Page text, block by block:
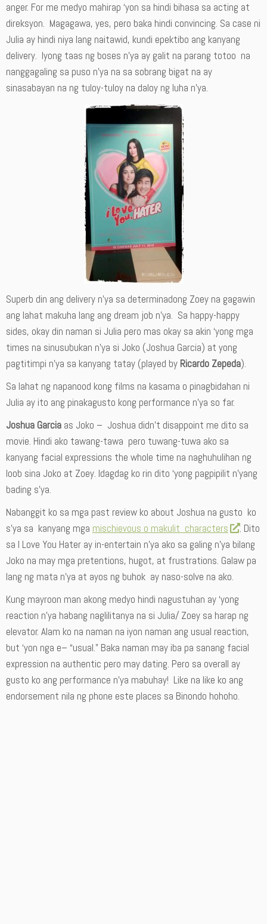
anger. For me medyo mahirap ‘yon sa hindi bihasa sa acting at
direksyon. Magagawa, yes, pero baka hindi convincing. Sa case ni
Julia ay hindi niya lang naitawid, kundi epektibo ang kanyang
delivery. Iyong taas ng boses n’ya ay galit na parang totoo na
nanggagaling sa puso n’ya na sa sobrang bigat na ay
sinasabayan na ng tuloy-tuloy na daloy ng luha n’ya.
Superb din ang delivery n’ya sa determinadong Zoey na gagawin
ang lahat makuha lang ang dream job n’ya. Sa happy-happy
sides, okay din naman si Julia pero mas okay sa akin ‘yong mga
times na sinusubukan n’ya si Joko (Joshua Garcia) at yong
pagtitimpi n’ya sa kanyang tatay (played by Ricardo Zepeda).
Sa lahat ng napanood kong films na kasama o pinagbidahan ni
Julia ay ito ang pinakagusto kong performance n’ya so far.
Joshua Garcia as Joko – Joshua didn’t disappoint me dito sa
movie. Hindi ako tawang-tawa pero tuwang-tuwa ako sa
kanyang facial expressions the whole time na naghuhulihan ng
loob sina Joko at Zoey. Idagdag ko rin dito ‘yong pagpipilit n’yang
bading s’ya.
Nabanggit ko sa mga past review ko about Joshua na gusto ko
s’ya sa kanyang mga mischievous o makulit characters
. Dito
sa I Love You Hater ay in-entertain n’ya ako sa galing n’ya bilang
Joko na may mga pretentions, hugot, at frustrations. Galaw pa
lang ng mata n’ya at ayos ng buhok ay naso-solve na ako.
Kung mayroon man akong medyo hindi nagustuhan ay ‘yong
reaction n’ya habang naglilitanya na si Julia/ Zoey sa harap ng
elevator. Alam ko na naman na iyon naman ang usual reaction,
but ‘yon nga e– “usual.” Baka naman may iba pa sanang facial
expression na authentic pero may dating. Pero sa overall ay
gusto ko ang performance n’ya mabuhay! Like na like ko ang
endorsement nila ng phone este places sa Binondo hohoho.